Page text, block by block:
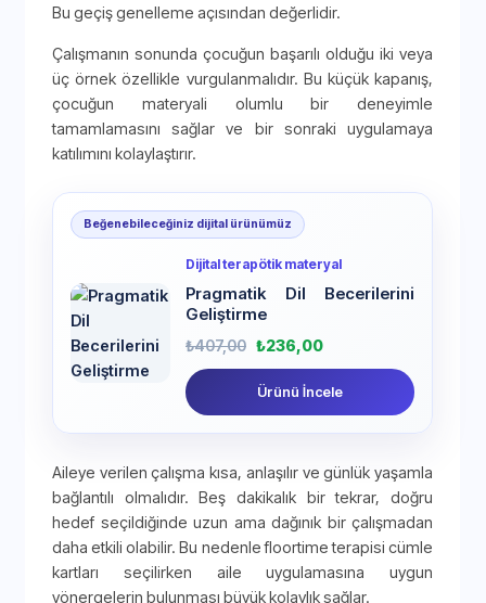
Bu geçiş genelleme açısından değerlidir.
Çalışmanın sonunda çocuğun başarılı olduğu iki veya
üç örnek özellikle vurgulanmalıdır. Bu küçük kapanış,
çocuğun materyali olumlu bir deneyimle
tamamlamasını sağlar ve bir sonraki uygulamaya
katılımını kolaylaştırır.
Beğenebileceğiniz dijital ürünümüz
Dijital terapötik materyal
Pragmatik Dil Becerilerini
Geliştirme
₺407,00 ₺236,00
Ürünü İncele
Aileye verilen çalışma kısa, anlaşılır ve günlük yaşamla
bağlantılı olmalıdır. Beş dakikalık bir tekrar, doğru
hedef seçildiğinde uzun ama dağınık bir çalışmadan
daha etkili olabilir. Bu nedenle floortime terapisi cümle
kartları seçilirken aile uygulamasına uygun
yönergelerin bulunması büyük kolaylık sağlar.